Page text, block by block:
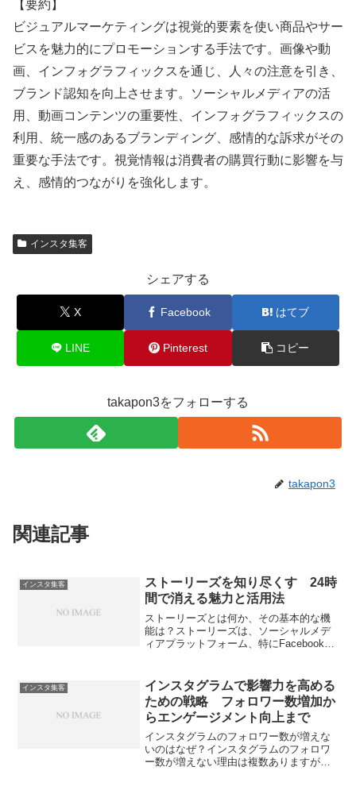
【要約】
ビジュアルマーケティングは視覚的要素を使い商品やサー
ビスを魅力的にプロモーションする手法です。画像や動
画、インフォグラフィックスを通じ、人々の注意を引き、
ブランド認知を向上させます。ソーシャルメディアの活
用、動画コンテンツの重要性、インフォグラフィックスの
利用、統一感のあるブランディング、感情的な訴求がその
重要な手法です。視覚情報は消費者の購買行動に影響を与
え、感情的つながりを強化します。
インスタ集客
シェアする
X Facebook はてブ
LINE Pinterest コピー
takapon3をフォローする
takapon3
関連記事
インスタ集客
ストーリーズを知り尽くす 24時
間で消える魅力と活用法
ストーリーズとは何か、その基本的な機
能は？ストーリーズは、ソーシャルメデ
ィアプラットフォーム、特にFacebookと
きる機能です。Snapchatが2013...
インスタ集客
インスタグラムで影響力を高める
ための戦略 フォロワー数増加か
らエンゲージメント向上まで
インスタグラムのフォロワー数が増えな
いのはなぜ？インスタグラムのフォロワ
ー数が増えない理由は複数ありますが、